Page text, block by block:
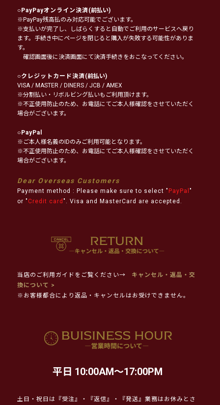
○PayPayオンライン決済(前払い)
※PayPay残高払のみ対応可能でございます。
※支払いが完了し、しばらくすると自動でご利用のサービスへ戻り
ます。手続き中にページを閉じると購入が失敗する可能性がありま
す。
確認画面後に決済画面にて決済手続きをおこなってください。
○クレジットカード決済(前払い)
VISA / MASTER / DINERS / JCB / AMEX
※分割払い・リボルビング払いもご利用頂けます。
※不正使用防止のため、お電話にてご本人様確認をさせていただく
場合がございます。
○PayPal
※ご本人様名義のIDのみご利用可能となります。
※不正使用防止のため、お電話にてご本人様確認をさせていただく
場合がございます。
Dear Overseas Customers
Payment method : Please make sure to select " PayPal "
or " Credit card ". Visa and MasterCard are accepted.
当店のご利用ガイドをご覧ください→
キャンセル・返品・交
換について >
※お客様都合により返品・キャンセルはお受けできません。
平日 10:00AM～17:00PM
土日・祝日は『受注』・『返信』・『発送』業務はお休みとさ